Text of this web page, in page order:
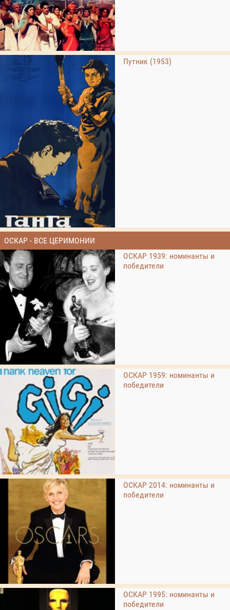
Путник (1953)
ОСКАР - ВСЕ ЦЕРИМОНИИ
ОСКАР 1939: номинанты и
победители
ОСКАР 1959: номинанты и
победители
ОСКАР 2014: номинанты и
победители
ОСКАР 1995: номинанты и
победители